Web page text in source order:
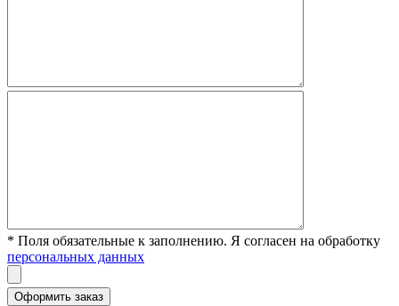
* Поля обязательные к заполнению. Я согласен на обработку
персональных данных